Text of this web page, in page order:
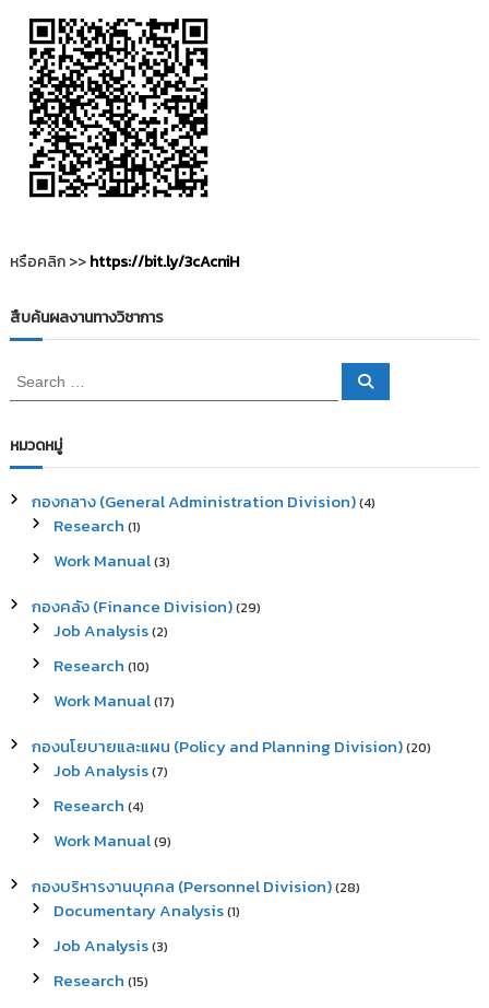
หรือคลิก >>https://bit.ly/3cAcniH
สืบค้นผลงานทางวิชาการ
e
r
c
f
S
หมวดหมู่
กองกลาง (General Administration Division)(4)
Research (1)
Work Manual(3)
กองคลัง (Finance Division)(29)
Job Analysis(2)
Research (10)
Work Manual(17)
กองนโยบายและแผน (Policy and Planning Division)(20)
Job Analysis(7)
Research (4)
Work Manual(9)
กองบริหารงานบุคคล (Personnel Division)(28)
Documentary Analysis(1)
Job Analysis(3)
Research (15)